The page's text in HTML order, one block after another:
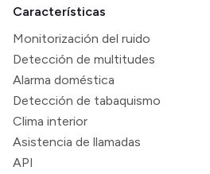
Características
Monitorización del ruido
Detección de multitudes
Alarma doméstica
Detección de tabaquismo
Clima interior
Asistencia de llamadas
API